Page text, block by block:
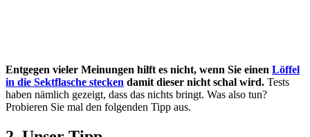
Entgegen vieler Meinungen hilft es nicht, wenn Sie einen Löffel
in die Sektflasche stecken damit dieser nicht schal wird. Tests
haben nämlich gezeigt, dass das nichts bringt. Was also tun?
Probieren Sie mal den folgenden Tipp aus.